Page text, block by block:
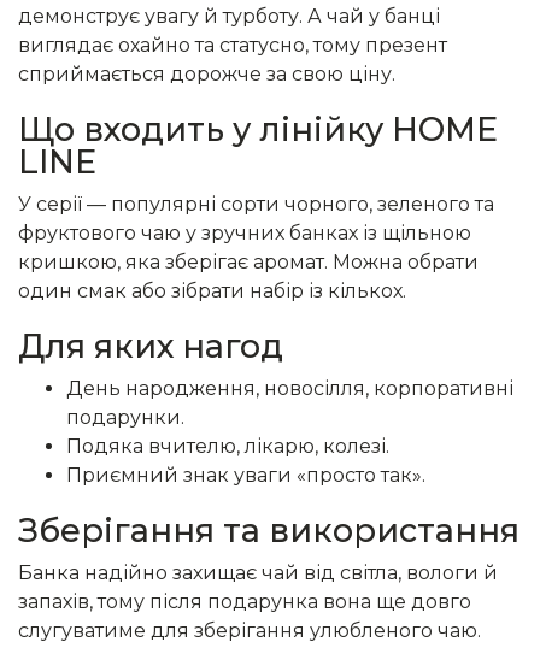
демонструє увагу й турботу. А чай у банці
виглядає охайно та статусно, тому презент
сприймається дорожче за свою ціну.
Що входить у лінійку HOME
LINE
У серії — популярні сорти чорного, зеленого та
фруктового чаю у зручних банках із щільною
кришкою, яка зберігає аромат. Можна обрати
один смак або зібрати набір із кількох.
Для яких нагод
День народження, новосілля, корпоративні
подарунки.
Подяка вчителю, лікарю, колезі.
Приємний знак уваги «просто так».
Зберігання та використання
Банка надійно захищає чай від світла, вологи й
запахів, тому після подарунка вона ще довго
слугуватиме для зберігання улюбленого чаю.